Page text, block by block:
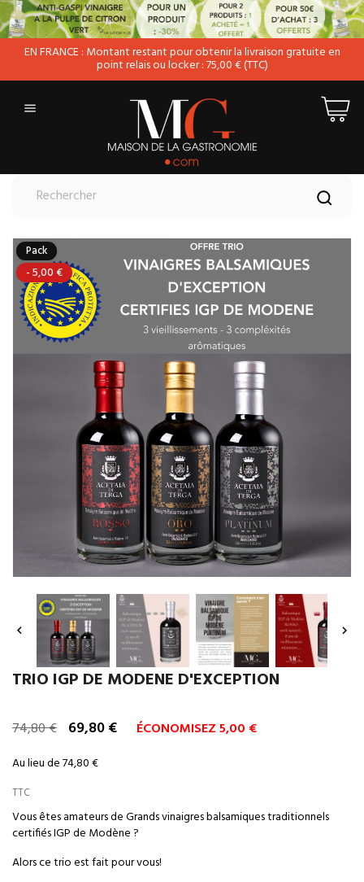
EN FRANCE : Montant restant pour obtenir la livraison gratuite en
point relais ou locker : 75,00 € (TTC)

Pack
- 5,00 €
 
TRIO IGP DE MODENE D'EXCEPTION
74,80 € 69,80 € ÉCONOMISEZ 5,00 €
Au lieu de 74,80 €
TTC
Vous êtes amateurs de Grands vinaigres balsamiques traditionnels
certifiés IGP de Modène ?
Alors ce trio est fait pour vous!